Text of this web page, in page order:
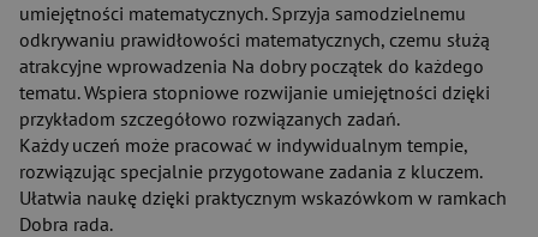
umiejętności matematycznych. Sprzyja samodzielnemu
odkrywaniu prawidłowości matematycznych, czemu służą
atrakcyjne wprowadzenia Na dobry początek do każdego
tematu. Wspiera stopniowe rozwijanie umiejętności dzięki
przykładom szczegółowo rozwiązanych zadań.
Każdy uczeń może pracować w indywidualnym tempie,
rozwiązując specjalnie przygotowane zadania z kluczem.
Ułatwia naukę dzięki praktycznym wskazówkom w ramkach
Dobra rada.